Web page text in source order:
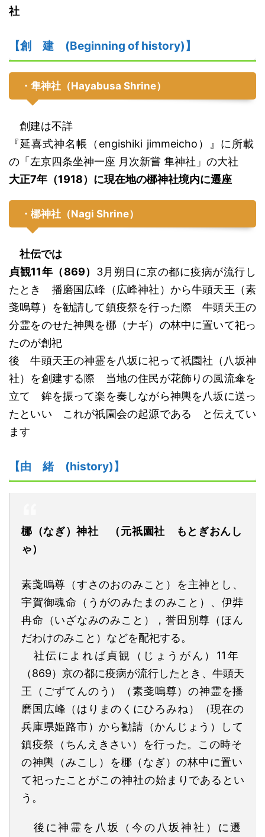
社
【創 建 (Beginning of history)】
・隼神社 （Hayabusa Shrine）
創建は不詳
『延喜式神名帳
（engishiki jimmeicho） 』 に所載
の 「左京四条坐神一座 月次新嘗 隼神社」 の大社
大正7年（1918）に現在地の梛神社境内に遷座
・梛神社 （Nagi Shrine）
社伝では
貞観11年（869） 3月朔日に京の都に疫病が流行し
たとき 播磨国広峰（広峰神社）から牛頭天王（素
戔嗚尊）を勧請して鎮疫祭を行った際 牛頭天王の
分霊をのせた神輿を梛（ナギ）の林中に置いて祀っ
たのが創祀
後 牛頭天王の神霊を八坂に祀って祇園社（八坂神
社）を創建する際 当地の住民が花飾りの風流傘を
立て 鉾を振って楽を奏しながら神輿を八坂に送っ
たといい これが祇園会の起源である と伝えてい
ます
【由 緒 (history)】
梛 （なぎ）神社 （元祇園社 もとぎおんし
ゃ）
素戔嗚尊 （すさのおのみこと）
を主神とし、
宇賀御魂命 （うがのみたまのみこと）
、伊弉
冉命 （いざなみのみこと） ，誉田別尊 （ほん
だわけのみこと） などを配祀する。
社伝によれば貞観 （じょうがん）11 年
（869）京の都に疫病が流行したとき、牛頭天
王 （ごずてんのう）
（素戔嗚尊）の神霊を播
磨国広峰 （はりまのくにひろみね）（現在の
兵庫県姫路市）から勧請 （かんじょう）
して
鎮疫祭 （ちんえきさい） を行った。 この時そ
の神輿 （みこし） を梛 （なぎ）の林中に置い
て祀ったことがこの神社の始まりであるとい
う。
後に神霊を八坂（今の八坂神社）に遷